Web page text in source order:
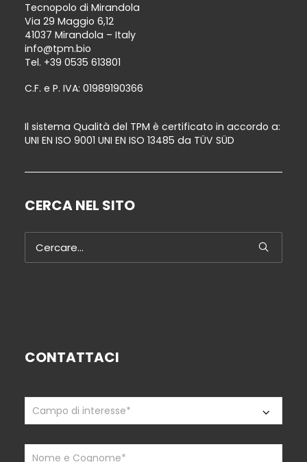
Tecnopolo di Mirandola
Via 29 Maggio 6,12
41037 Mirandola – Italy
info@tpm.bio
Tel. +39 0535 613801
C.F. e P. IVA: 01989190366
Il sistema Qualità del TPM è certificato in accordo a:
UNI EN ISO 9001 UNI EN ISO 13485 da TÜV SÜD
CERCA NEL SITO
CONTATTACI
Contattaci
If
you
human,